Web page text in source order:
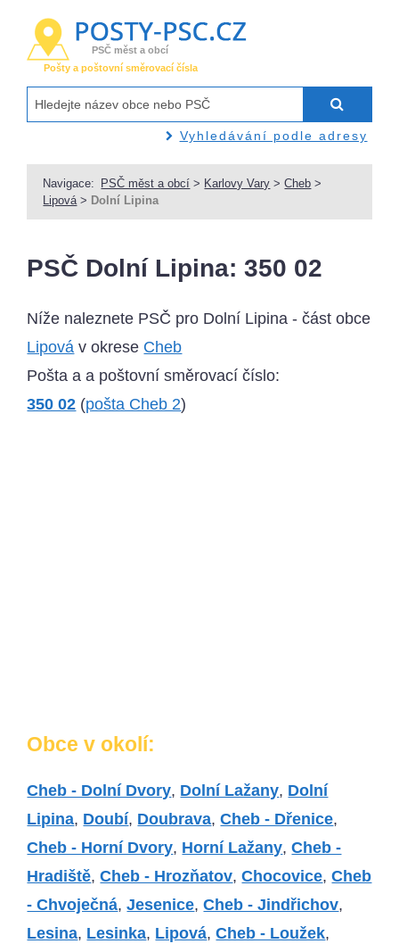
PSČ měst a obcí
Pošty a poštovní směrovací čísla
Vyhledávání podle adresy
Navigace: PSČ měst a obcí > Karlovy Vary >Cheb >
Lipová > Dolní Lipina
PSČ Dolní Lipina: 350 02
Níže naleznete PSČ pro Dolní Lipina - část obce
Lipová v okrese Cheb
Pošta a a poštovní směrovací číslo:
350 02 (pošta Cheb 2)
Obce v okolí:
Cheb - Dolní Dvory, Dolní Lažany, Dolní
Lipina, Doubí, Doubrava,Cheb - Dřenice,
Cheb - Horní Dvory, Horní Lažany,Cheb -
Hradiště,Cheb - Hrozňatov,Chocovice,Cheb
- Chvoječná,Jesenice,Cheb - Jindřichov,
Lesina, Lesinka, Lipová,Cheb - Loužek,